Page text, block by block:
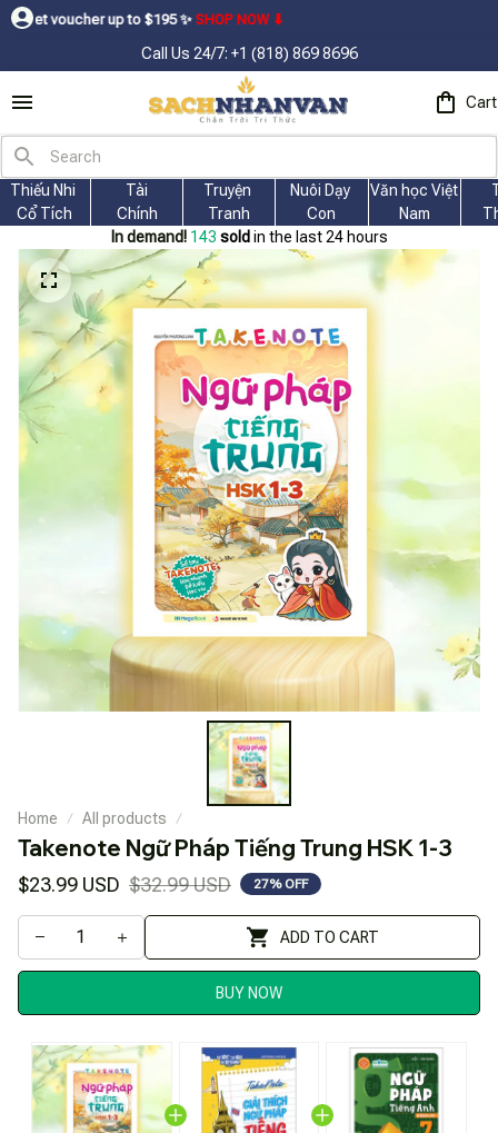
to $195ㅤ ✨ㅤSHOP NOW ⬇
Call Us 24/7: +1 (818) 869 8696
Cart
Thiếu Nhi
Cổ Tích
Tài
Chính
Truyện
Tranh
Nuôi Dạy
Con
Văn học Việt
Nam
In demand! 144 sold in the last 24 hours
Home All products
Takenote Ngữ Pháp Tiếng Trung HSK 1-3
$23.99 USD $32.99 USD 27% OFF
ADD TO CART
BUY NOW